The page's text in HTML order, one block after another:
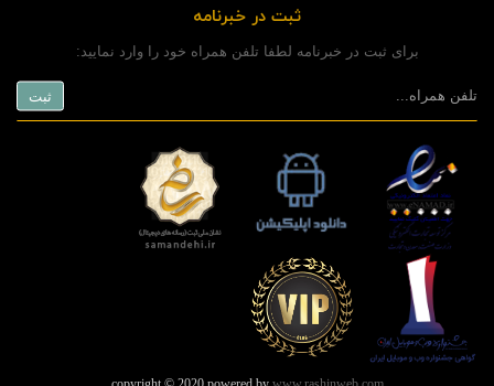
ثبت در خبرنامه
برای ثبت در خبرنامه لطفا تلفن همراه خود را وارد نمایید: